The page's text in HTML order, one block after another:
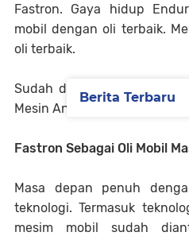
Fastron. Gaya hidup
mobil dengan oli terbaik.
oli terbaik.
Sudah dipastikan Oli
Mesin Anda dan Gaya Hidup
Fastron Sebagai Oli Mobil
Masa depan penuh
teknologi. Termasuk
mesim mobil sudah
Berita Terbaru